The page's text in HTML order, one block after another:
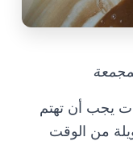
يجب أن تهتم
من الوقت